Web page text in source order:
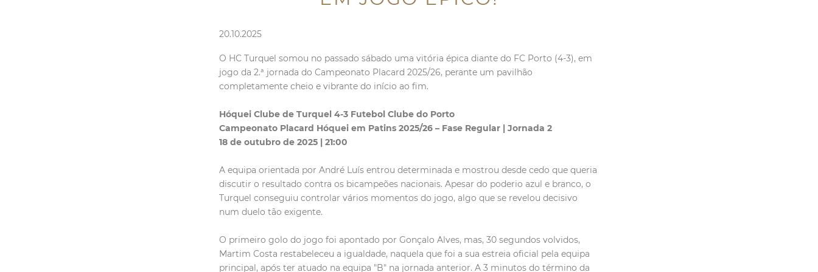
20.10.2025
O HC Turquel somou no passado sábado uma vitória épica diante do FC Porto (4-3), em
jogo da 2.ª jornada do Campeonato Placard 2025/26, perante um pavilhão
completamente cheio e vibrante do início ao fim.
Hóquei Clube de Turquel 4-3 Futebol Clube do Porto
Campeonato Placard Hóquei em Patins 2025/26 – Fase Regular | Jornada 2
18 de outubro de 2025 | 21:00
A equipa orientada por André Luís entrou determinada e mostrou desde cedo que queria
discutir o resultado contra os bicampeões nacionais. Apesar do poderio azul e branco, o
Turquel conseguiu controlar vários momentos do jogo, algo que se revelou decisivo
num duelo tão exigente.
O primeiro golo do jogo foi apontado por Gonçalo Alves, mas, 30 segundos volvidos,
Martim Costa restabeleceu a igualdade, naquela que foi a sua estreia oficial pela equipa
principal, após ter atuado na equipa "B" na jornada anterior. A 3 minutos do término da